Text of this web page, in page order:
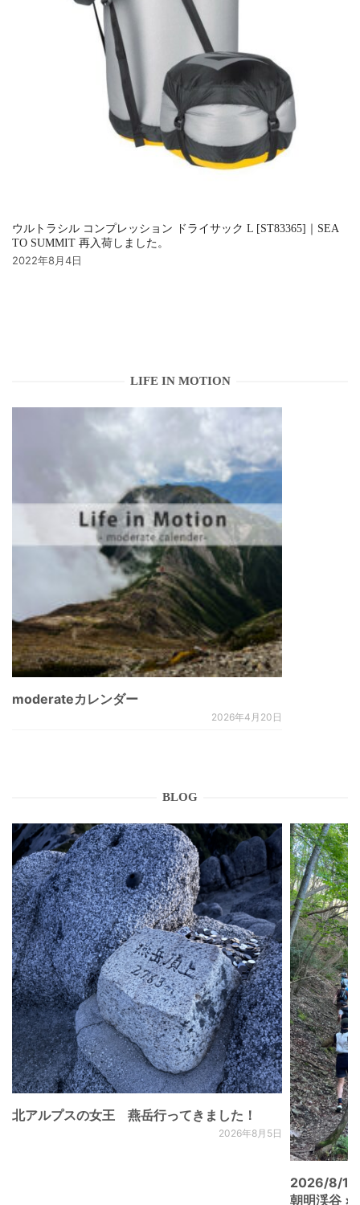
ウルトラシル コンプレッション ドライサック L [ST83365]｜SEA
TO SUMMIT 再入荷しました。
2022年8月4日
LIFE IN MOTION
moderateカレンダー
2026年4月20日
BLOG
北アルプスの女王 燕岳行ってきました！
2026年8月5日
2026/8/
朝明渓谷 ×